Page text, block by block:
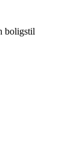
boligstil